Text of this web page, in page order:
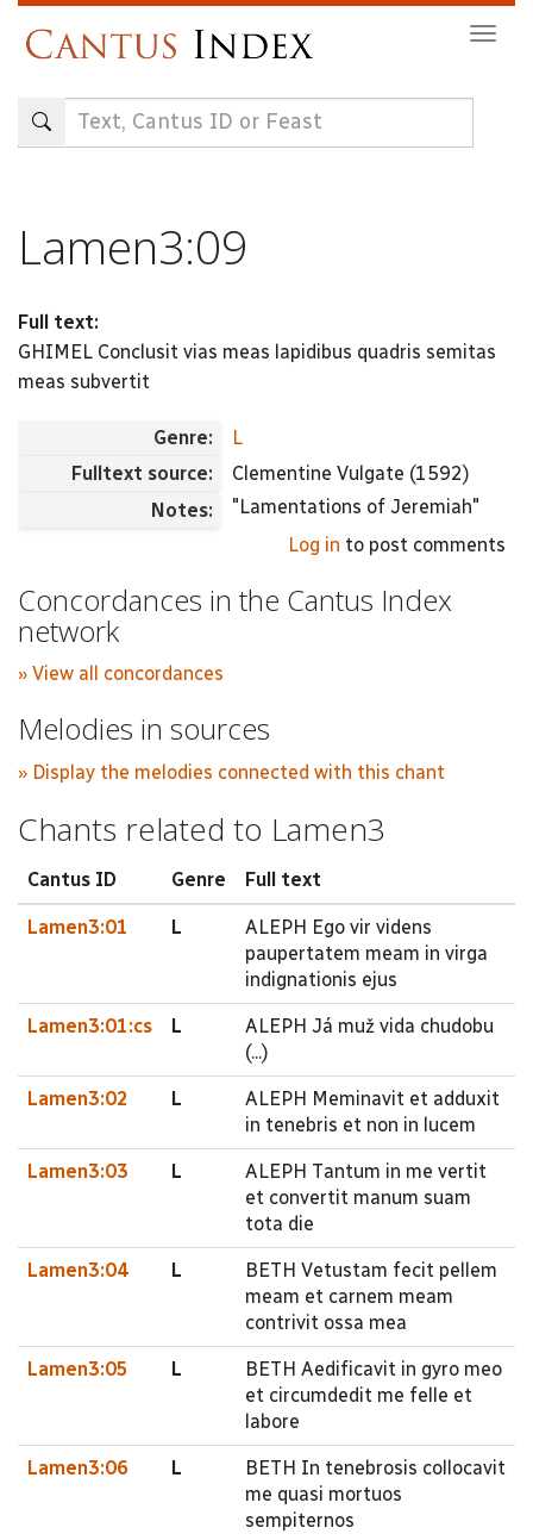
content
Lamen3:09
Full text:
GHIMEL Conclusit vias meas lapidibus quadris semitas
meas subvertit
Genre:
L
Fulltext source:
Clementine Vulgate (1592)
Notes:
"Lamentations of Jeremiah"
Log in to post comments
Concordances in the Cantus Index
network
» View all concordances
Melodies in sources
» Display the melodies connected with this chant
Chants related to Lamen3
Cantus ID Genre Full text
Lamen3:01 L
ALEPH Ego vir videns
paupertatem meam in virga
indignationis ejus
Lamen3:01:cs L
ALEPH Já muž vida chudobu
(...)
Lamen3:02 L
ALEPH Meminavit et adduxit
in tenebris et non in lucem
Lamen3:03 L
ALEPH Tantum in me vertit
et convertit manum suam
tota die
Lamen3:04 L
BETH Vetustam fecit pellem
meam et carnem meam
contrivit ossa mea
Lamen3:05 L
BETH Aedificavit in gyro meo
et circumdedit me felle et
labore
Lamen3:06 L
BETH In tenebrosis collocavit
me quasi mortuos
sempiternos